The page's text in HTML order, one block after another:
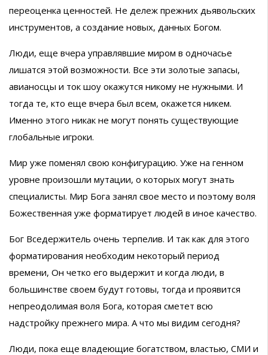
переоценка ценностей. Не дележ прежних дьявольских
инструментов, а создание новых, данных Богом.
Люди, еще вчера управлявшие миром в одночасье
лишатся этой возможности. Все эти золотые запасы,
авианосцы и ток шоу окажутся никому не нужными. И
тогда те, кто еще вчера был всем, окажется никем.
Именно этого никак не могут понять существующие
глобальные игроки.
Мир уже поменял свою конфигурацию. Уже на генном
уровне произошли мутации, о которых могут знать
специалисты. Мир Бога занял свое место и поэтому воля
Божественная уже форматирует людей в иное качество.
Бог Вседержитель очень терпелив. И так как для этого
форматирования необходим некоторый период
времени, Он четко его выдержит и когда люди, в
большинстве своем будут готовы, тогда и проявится
непреодолимая воля Бога, которая сметет всю
надстройку прежнего мира. А что мы видим сегодня?
Люди, пока еще владеющие богатством, властью, СМИ и